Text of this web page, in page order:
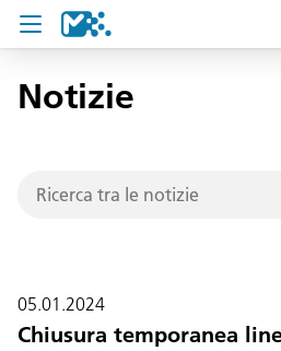
Cerca
Notizie
Notizie
05.01.2024
Chiusura temporanea